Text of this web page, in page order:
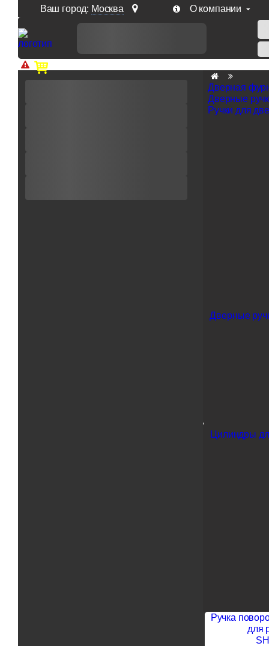
Ваш город: Москва О компании
Доп. скидка от цен на сайте 7% при заказе от 50
Дверная
Дверные
Ручки для
Дверные
Цилиндры
Ручка
для